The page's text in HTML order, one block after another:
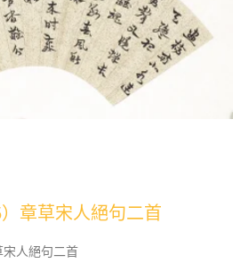
章草宋人絕句二首
人絕句二首